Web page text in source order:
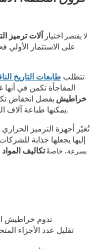
لا يقتصر اختيار آلات ترميز
على الاستثمار
تتطلب طابعات التاريخ
المفاجأة تكمن في
بفضل انخفاض خراطيش
يمكنها طباعة آلاف المنتجات قبل الحاجة إلى استبدالها.
تُغيّر أجهزة الترميز
إليها يجعلها جذابة
تكاليفبسرعة، خاصةً
تدوم خراطيش
تقليل عدد الأجزاء